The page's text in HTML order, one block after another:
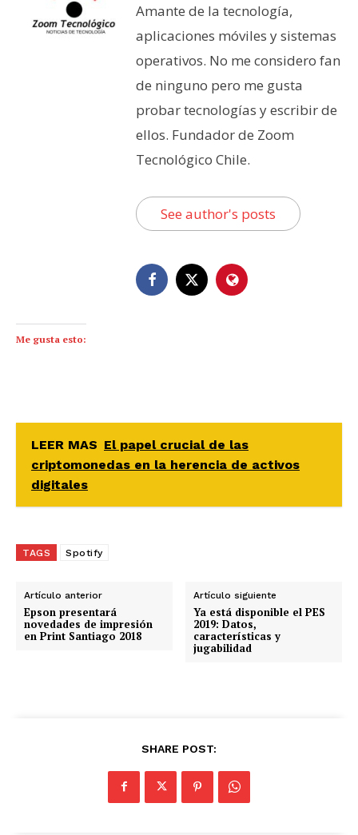
Amante de la tecnología,
aplicaciones móviles y sistemas
operativos. No me considero fan
de ninguno pero me gusta
probar tecnologías y escribir de
ellos. Fundador de Zoom
Tecnológico Chile.
See author's posts
Me gusta esto:
LEER MAS El papel crucial de las
criptomonedas en la herencia de activos
digitales
TAGS Spotify
Artículo anterior
Epson presentará
novedades de impresión
en Print Santiago 2018
Artículo siguiente
Ya está disponible el PES
2019: Datos,
características y
jugabilidad
SHARE POST: